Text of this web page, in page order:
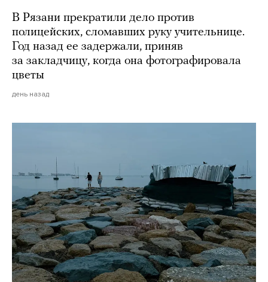
В Рязани прекратили дело против
полицейских, сломавших руку учительнице.
Год назад ее задержали, приняв
за закладчицу, когда она фотографировала
цветы
день назад